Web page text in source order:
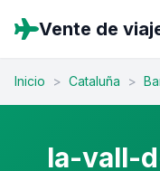
Vente de
Inicio > Cataluña >
la-vall-